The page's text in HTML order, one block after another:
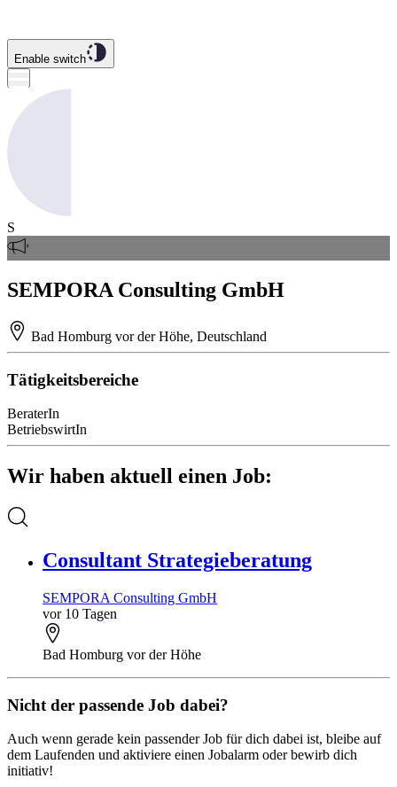
Enable switch
S
SEMPORA Consulting GmbH
Bad Homburg vor der Höhe, Deutschland
Tätigkeitsbereiche
BeraterIn
BetriebswirtIn
Wir haben aktuell einen Job:
Consultant Strategieberatung
SEMPORA Consulting GmbH
vor 10 Tagen
Bad Homburg vor der Höhe
Nicht der passende Job dabei?
Auch wenn gerade kein passender Job für dich dabei ist, bleibe auf
dem Laufenden und aktiviere einen Jobalarm oder bewirb dich
initiativ!